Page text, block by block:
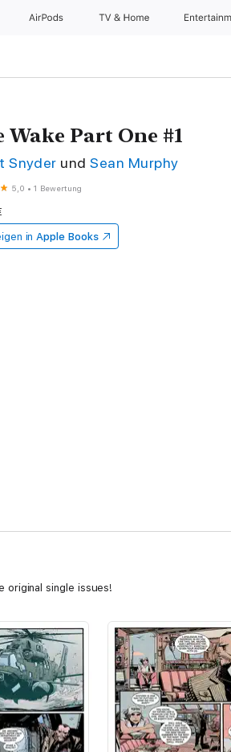
AirPods TV & Home
Wake Part One #1
Snyder und Sean Murphy
5,0 •1 Bewertung
in Apple Books
original single issues!